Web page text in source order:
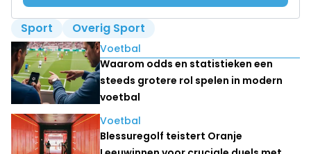
Sport Overig Sport
Lees ook
Voetbal
Waarom odds en statistieken een
steeds grotere rol spelen in modern
voetbal
Voetbal
Blessuregolf teistert Oranje